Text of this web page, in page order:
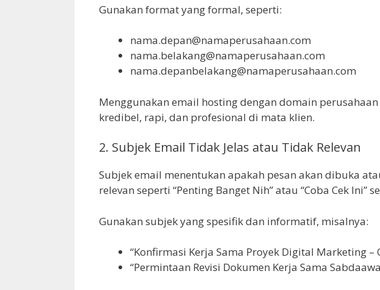
Gunakan format yang formal, seperti:
nama.depan@namaperusahaan.com
nama.belakang@namaperusahaan.com
nama.depanbelakang@namaperusahaan.com
Menggunakan email hosting dengan domain
kredibel, rapi, dan profesional di mata klien.
2. Subjek Email Tidak Jelas atau Tidak Relevan
Subjek email menentukan apakah pesan akan dibuka
relevan seperti “Penting Banget Nih” atau “Coba Cek Ini”
Gunakan subjek yang spesifik dan informatif, misalnya:
“Konfirmasi Kerja Sama Proyek Digital Marketing –
“Permintaan Revisi Dokumen Kerja Sama